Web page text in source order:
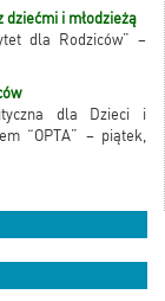
dziećmi i młodzieżą
dla Rodziców” –
dla Dzieci i
“OPTA” – piątek,